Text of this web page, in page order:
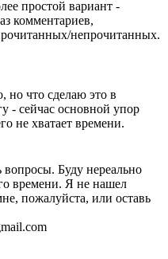
простой вариант -
комментариев,
непрочитанных.
но что сделаю это в
- сейчас основной упор
не хватает времени.
Буду нереально
времени. Я не нашел
пожалуйста, или оставь